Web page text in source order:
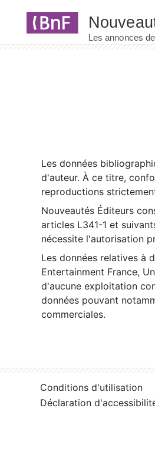
Les données
d'auteur. À ce titre,
reproductions
Nouveautés Éditeurs
articles L341-1 et
nécessite l'autorisation
Les données relatives à
Entertainment France,
d'aucune exploitation
données pouvant
commerciales.
Conditions d'utilisation
Déclaration